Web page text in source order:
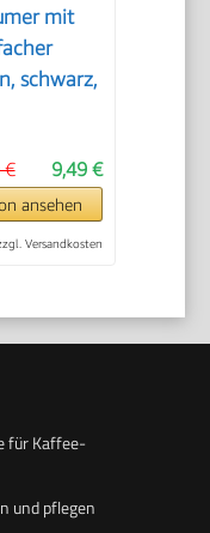
mit
schwarz,
9,49 €
€
ansehen
Versandkosten
für Kaffee-
und pflegen